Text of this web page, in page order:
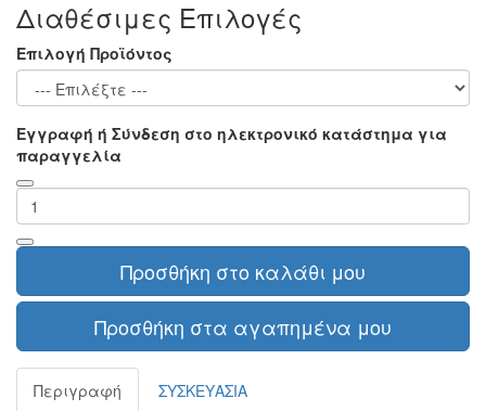
Διαθέσιμες Επιλογές
Επιλογή Προϊόντος
Εγγραφή ή Σύνδεση στο ηλεκτρονικό κατάστημα για
παραγγελία
Προσθήκη στο καλάθι μου
Προσθήκη στα αγαπημένα μου
Περιγραφή
ΣΥΣΚΕΥΑΣΙΑ